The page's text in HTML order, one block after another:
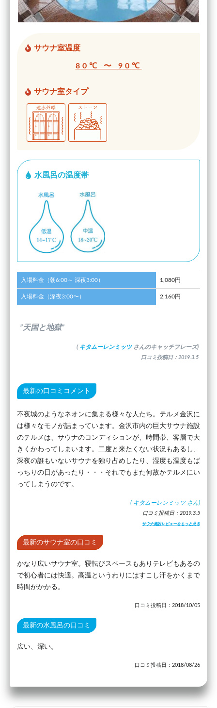
サウナ室温度
80℃ 〜 90℃
サウナ室タイプ
水風呂の温度帯
入場料金（朝6:00～ 深夜3:00） 1,080円
入場料金（深夜3:00〜） 2,160円
”天国と地獄”
( キタムーレンミッツ さんのキャッチフレーズ)
口コミ投稿日：2019.3.5
最新の口コミコメント
不夜城のようなネオンに集まる様々な人たち。テルメ金沢に
は様々なモノが詰まっています。金沢市内の巨大サウナ施設
のテルメは、サウナのコンディションが、時間帯、客層で大
きくかわってしまいます。二度と来たくない状況もあるし、
深夜の誰もいないサウナを独り占めしたり、湿度も温度もば
っちりの日があったり・・・それでもまた何故かテルメにい
ってしまうのです。
( キタムーレンミッツ さん)
口コミ投稿日：2019.3.5
サウナ施設レビューをもっと見る
最新のサウナ室の口コミ
かなり広いサウナ室。寝転びスペースもありテレビもあるの
で初心者には快適。高温というわりにはすこし汗をかくまで
時間がかかる。
口コミ投稿日：2018/10/05
最新の水風呂の口コミ
広い、深い。
口コミ投稿日：2018/08/26